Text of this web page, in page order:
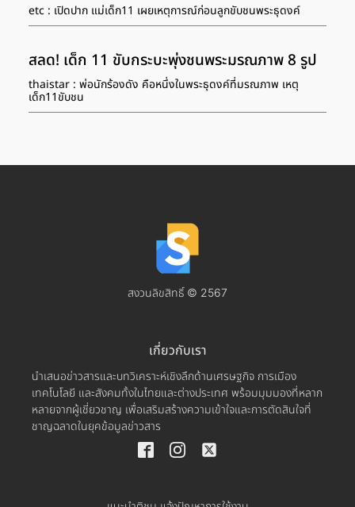
etc : เปิดปาก แม่เด็ก11 เผยเหตุการณ์ก่อนลูกขับชนพระธุดงค์
สลด! เด็ก 11 ขับกระบะพุ่งชนพระมรณภาพ 8 รูป
thaistar : พ่อนักร้องดัง คือหนึ่งในพระธุดงค์ที่มรณภาพ เหตุ
เด็ก11ขับชน
สงวนลิขสิทธิ์ © 2567
เกี่ยวกับเรา
นำเสนอข่าวสารและบทวิเคราะห์เชิงลึกด้านเศรษฐกิจ การเมือง
เทคโนโลยี และสังคมทั้งในไทยและต่างประเทศ พร้อมมุมมองที่หลาก
หลายจากผู้เชี่ยวชาญ เพื่อเสริมสร้างความเข้าใจและการตัดสินใจที่
ชาญฉลาดในยุคข้อมูลข่าวสาร